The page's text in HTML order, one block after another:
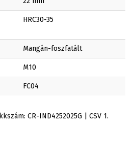
HRC30-35
Mangán-foszfatált
M10
FC04
CR-IND4252025G | CSV 1.